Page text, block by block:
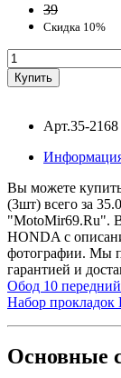
39
Скидка 10%
Арт.35-2168
Вы можете
(3шт) всего за
"MotoMir69.Ru". В
HONDA с
фотографии. Мы
гарантией и
Обод 10
Набор
Основные